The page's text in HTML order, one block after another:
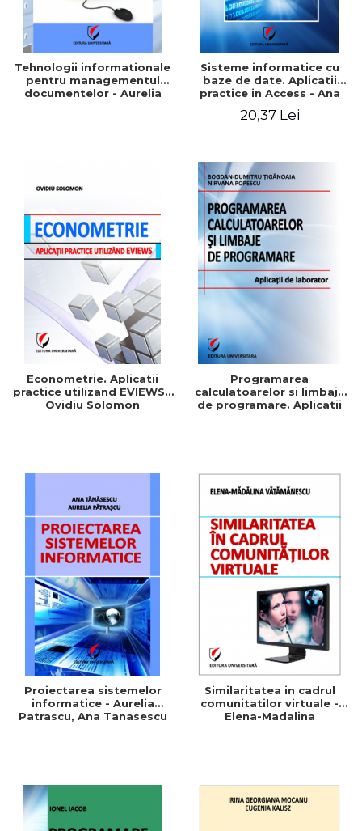
Tehnologii informationale
pentru managementul
documentelor - Aurelia
Sisteme informatice cu
baze de date. Aplicatii
practice in Access - Ana
20,37 Lei
Econometrie. Aplicatii
practice utilizand EVIEWS -
Ovidiu Solomon
Programarea
calculatoarelor si limbaje
de programare. Aplicatii
Proiectarea sistemelor
informatice - Aurelia
Patrascu, Ana Tanasescu
Similaritatea in cadrul
comunitatilor virtuale -
Elena-Madalina